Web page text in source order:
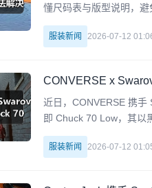
懂尺码表与版型说明，
服装新闻 2026-07-12
CONVERSE x
近日，CONVERSE 携
即 Chuck 70 Low，其以
Chuck 70 High，选择复
服装新闻 2026-07-12